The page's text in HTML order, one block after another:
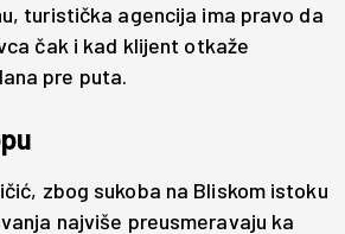
turistička agencija ima pravo da
čak i kad klijent otkaže
pre puta.
zbog sukoba na Bliskom istoku
najviše preusmeravaju ka